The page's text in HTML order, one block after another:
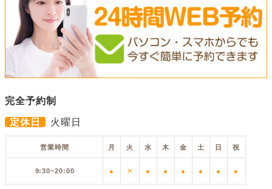
完全予約制
定休日 火曜日
営業時間 月 火 水 木 金 土 日 祝
9:30~20:00 ● ✕ ● ● ● ● ● ●